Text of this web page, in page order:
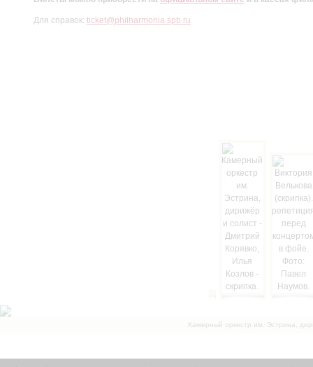
Для справок: ticket@philharmonia.spb.ru
Камерный оркестр им. Эстрина,